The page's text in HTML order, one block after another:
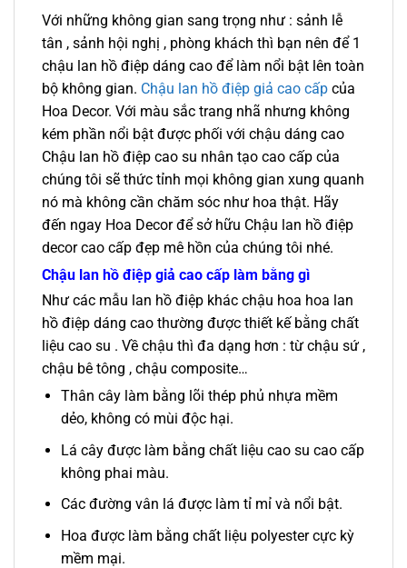
Với những không gian sang trọng như : sảnh lễ
tân , sảnh hội nghị , phòng khách thì bạn nên để 1
chậu lan hồ điệp dáng cao để làm nổi bật lên toàn
bộ không gian. Chậu lan hồ điệp giả cao cấp của
Hoa Decor. Với màu sắc trang nhã nhưng không
kém phần nổi bật được phối với chậu dáng cao
Chậu lan hồ điệp cao su nhân tạo cao cấp của
chúng tôi sẽ thức tỉnh mọi không gian xung quanh
nó mà không cần chăm sóc như hoa thật. Hãy
đến ngay Hoa Decor để sở hữu Chậu lan hồ điệp
decor cao cấp đẹp mê hồn của chúng tôi nhé.
Chậu lan hồ điệp giả cao cấp làm bằng gì
Như các mẫu lan hồ điệp khác chậu hoa hoa lan
hồ điệp dáng cao thường được thiết kế bằng chất
liệu cao su . Về chậu thì đa dạng hơn : từ chậu sứ ,
chậu bê tông , chậu composite…
Thân cây làm bằng lõi thép phủ nhựa mềm
dẻo, không có mùi độc hại.
Lá cây được làm bằng chất liệu cao su cao cấp
không phai màu.
Các đường vân lá được làm tỉ mỉ và nổi bật.
Hoa được làm bằng chất liệu polyester cực kỳ
mềm mại.